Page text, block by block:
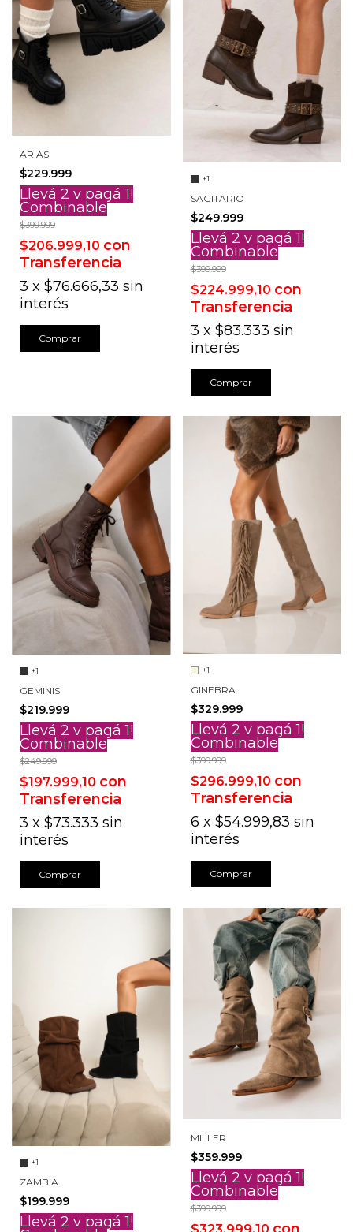
ARIAS
$229.999
Llevá 2 y pagá 1!
Combinable
$399.999
$206.999,10 con
Transferencia
3 x $76.666,33 sin
interés
Comprar
+1
SAGITARIO
$249.999
Llevá 2 y pagá 1!
Combinable
$399.999
$224.999,10 con
Transferencia
3 x $83.333 sin
interés
Comprar
+1
GEMINIS
$219.999
Llevá 2 y pagá 1!
Combinable
$249.999
$197.999,10 con
Transferencia
3 x $73.333 sin
interés
Comprar
+1
GINEBRA
$329.999
Llevá 2 y pagá 1!
Combinable
$399.999
$296.999,10 con
Transferencia
6 x $54.999,83 sin
interés
Comprar
+1
ZAMBIA
$199.999
Llevá 2 y pagá 1!
MILLER
$359.999
Llevá 2 y pagá 1!
Combinable
$399.999